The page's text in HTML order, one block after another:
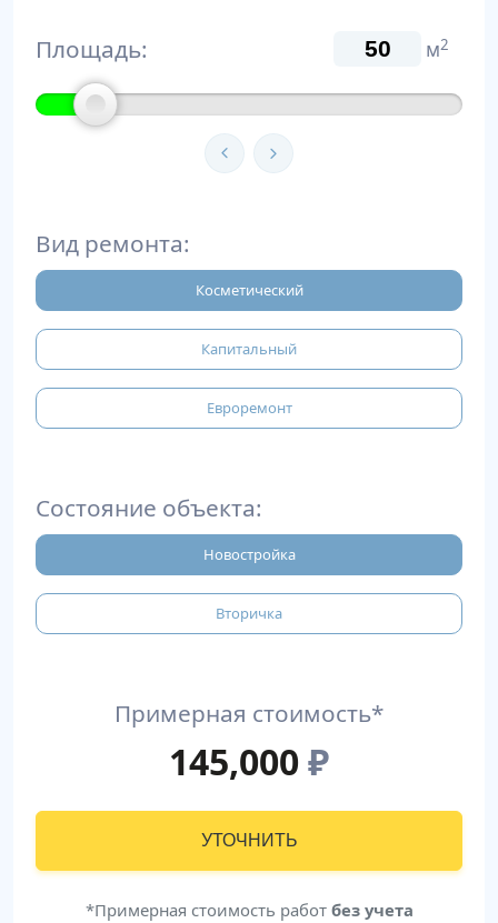
Площадь: м2
Вид ремонта:
Косметический
Капитальный
Евроремонт
Состояние объекта:
Новостройка
Вторичка
Примерная стоимость*
145,000₽
УТОЧНИТЬ
*Примерная стоимость работ без учета